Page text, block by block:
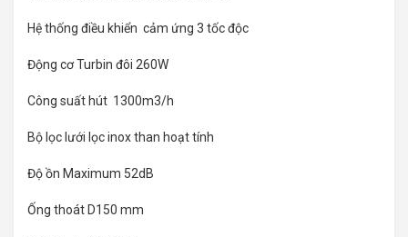
Hệ thống điều khiển cảm ứng 3 tốc độc
Động cơ Turbin đôi 260W
Công suất hút 1300m3/h
Bộ lọc lưới lọc inox than hoạt tính
Độ ồn Maximum 52dB
Ống thoát D150 mm